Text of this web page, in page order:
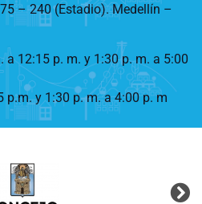
– 240 (Estadio). Medellín –
a 12:15 p. m. y 1:30 p. m. a 5:00
p.m. y 1:30 p. m. a 4:00 p. m